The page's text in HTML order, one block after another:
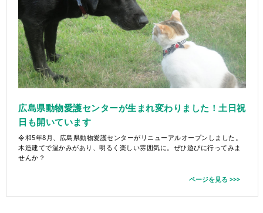
広島県動物愛護センターが生まれ変わりました！土日祝
日も開いています
令和5年8月、広島県動物愛護センターがリニューアルオープンしました。
木造建てで温かみがあり、明るく楽しい雰囲気に。ぜひ遊びに行ってみま
せんか？
ページを見る >>>